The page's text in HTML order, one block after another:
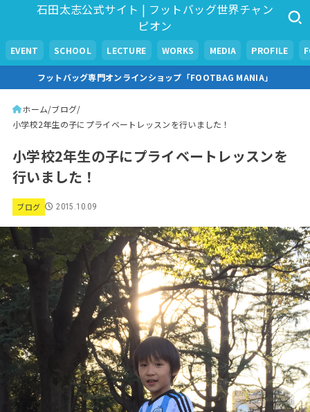
石田太志公式サイト | フットバッグ世界チャン
ピオン
EVENT SCHOOL LECTURE WORKS MEDIA PROFILE
フットバッグ専門オンラインショップ「FOOTBAG MANIA」
ホーム ブログ
小学校2年生の子にプライベートレッスンを行いました！
小学校2年生の子にプライベートレッスンを
行いました！
ブログ 2015.10.09